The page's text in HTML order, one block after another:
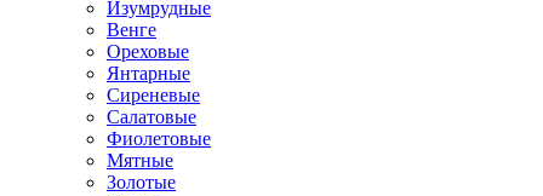
Изумрудные
Венге
Ореховые
Янтарные
Сиреневые
Салатовые
Фиолетовые
Мятные
Золотые